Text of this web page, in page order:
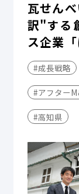
瓦せん
訳"する
ス企業
#成長戦略
#アフター
#高知県